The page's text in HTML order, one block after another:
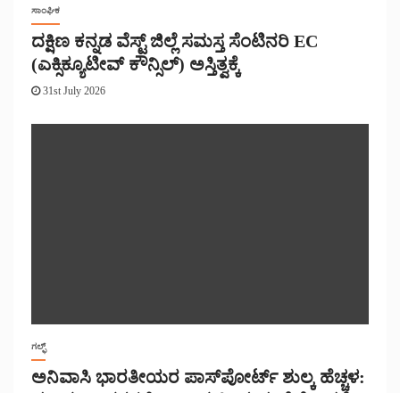
ಸಾಂಘಿಕ
ದಕ್ಷಿಣ ಕನ್ನಡ ವೆಸ್ಟ್ ಜಿಲ್ಲೆ ಸಮಸ್ತ ಸೆಂಟಿನರಿ EC
(ಎಕ್ಸಿಕ್ಯೂಟೀವ್ ಕೌನ್ಸಿಲ್) ಅಸ್ತಿತ್ವಕ್ಕೆ
31st July 2026
ಗಲ್ಫ್
ಅನಿವಾಸಿ ಭಾರತೀಯರ ಪಾಸ್‌ಪೋರ್ಟ್ ಶುಲ್ಕ ಹೆಚ್ಚಳ: